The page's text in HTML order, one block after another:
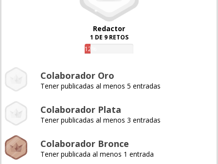
Redactor
1 DE 9 RETOS
12%
Colaborador Oro
Tener publicadas al menos 5 entradas
Colaborador Plata
Tener publicadas al menos 3 entradas
Colaborador Bronce
Tener publicada al menos 1 entrada